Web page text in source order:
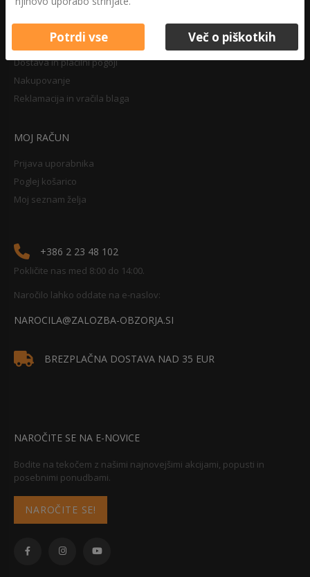
NAKUPOVANJE
Dostava in plačilni pogoji
Nakupovanje
Reklamacija in vračila blaga
MOJ RAČUN
Prijava uporabnika
Poglej košarico
Moj seznam želja
+386 2 23 48 102
Pokličite nas med 8:00 do 14:00.
Naročilo lahko oddate na e-naslov:
NAROCILA@ZALOZBA-OBZORJA.SI
BREZPLAČNA DOSTAVA NAD 35 EUR
NAROČITE SE NA E-NOVICE
Bodite na tekočem z našimi najnovejšimi akcijami, popusti in
posebnimi ponudbami.
NAROČITE SE!
Potrdi vse Več o piškotkih